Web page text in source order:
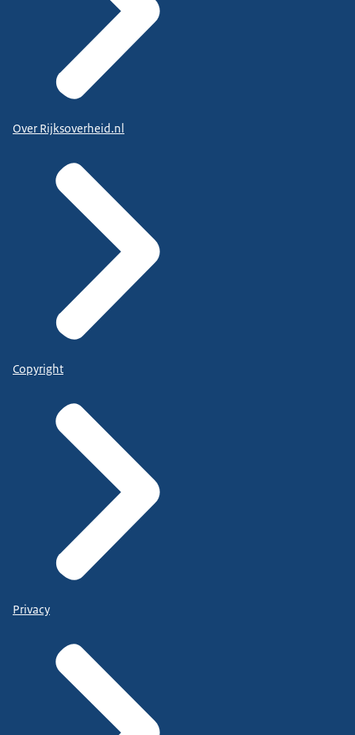
Over Rijksoverheid.nl
Copyright
Privacy